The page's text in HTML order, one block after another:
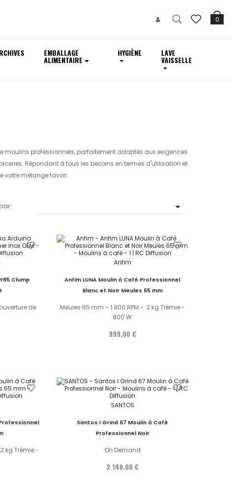
0
EMBALLAGE
ALIMENTAIRE
HYGIÈNE LAVE
VAISSELLE
moulins professionnels, parfaitement adaptés aux exigences
Répondant à tous les besoins en termes d'utilisation et
votre mélange favori.

Clump
de
Anfim
Anfim LUNA Moulin à Café Professionnel
Blanc et Noir Meules 65 mm
Meules 65 mm - 1 800 RPM - 2 kg Trémie -
800 W
999,00 €
kg Trémie -
SANTOS
Santos I Grind 67 Moulin à Café
Professionnel Noir
On Demand
2 148,00 €